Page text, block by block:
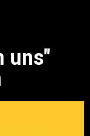
uns"